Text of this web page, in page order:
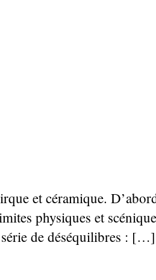
et céramique.
physiques et
série de déséquilibres : […]